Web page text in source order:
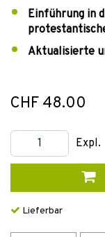
Einführung in
Aktualisierte
CHF 48.00
Expl.
Lieferbar